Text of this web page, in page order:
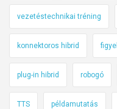
vezetéstechnikai tréning
konnektoros hibrid
plug-in hibrid robogó
TTS példamutatás